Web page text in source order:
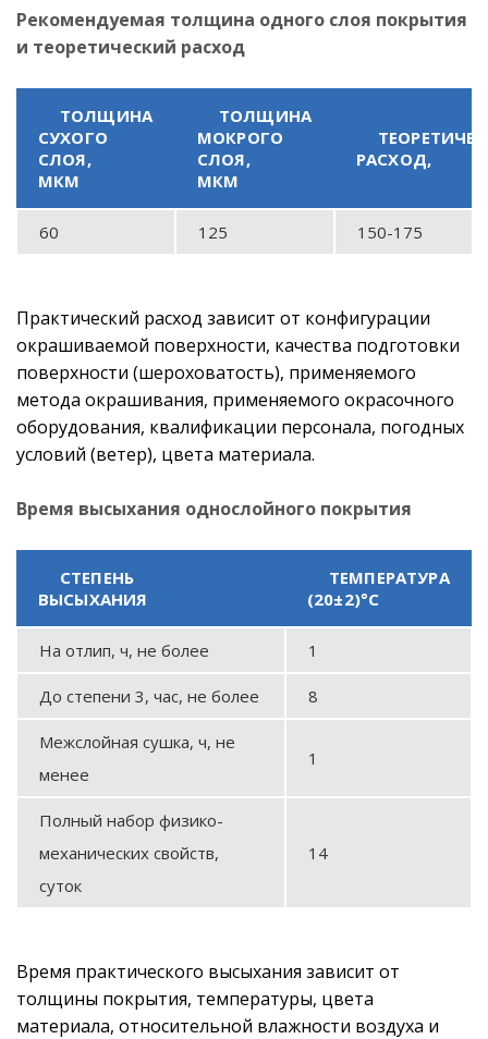
Рекомендуемая толщина одного слоя покрытия
и теоретический расход
ТОЛЩИНА
СУХОГО
СЛОЯ,
МКМ
ТОЛЩИНА
МОКРОГО
СЛОЯ,
МКМ
РАСХОД,
60 125 150-175
Практический расход зависит от конфигурации
окрашиваемой поверхности, качества подготовки
поверхности (шероховатость), применяемого
метода окрашивания, применяемого окрасочного
оборудования, квалификации персонала, погодных
условий (ветер), цвета материала.
Время высыхания однослойного покрытия
СТЕПЕНЬ
ВЫСЫХАНИЯ
ТЕМПЕРАТУРА
(20±2)°С
На отлип, ч, не более 1
До степени 3, час, не более 8
Межслойная сушка, ч, не
менее
1
Полный набор физико-
механических свойств,
суток
14
Время практического высыхания зависит от
толщины покрытия, температуры, цвета
материала, относительной влажности воздуха и